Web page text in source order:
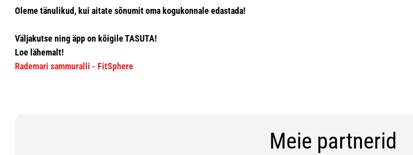
Oleme tänulikud, kui aitate sõnumit oma kogukonnale edastada!
Väljakutse ning äpp on kõigile TASUTA!
Loe lähemalt!
Rademari sammuralli - FitSphere
Meie partnerid